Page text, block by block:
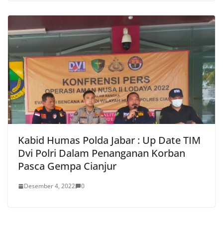
Kabid Humas Polda Jabar : Up Date TIM
Dvi Polri Dalam Penanganan Korban
Pasca Gempa Cianjur
Desember 4, 2022 0